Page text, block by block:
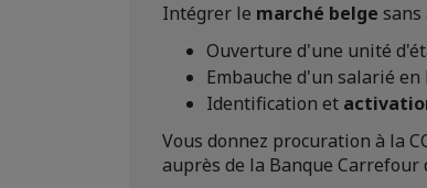
Intégrer le marché belge sans
Ouverture d'une unité
Embauche d'un salarié en
Identification et
Vous donnez procuration à la
auprès de la Banque Carrefour